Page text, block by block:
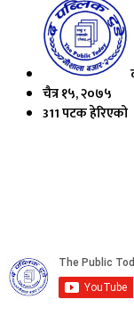
चैत्र १५, २०७५
311 पटक हेरिएको